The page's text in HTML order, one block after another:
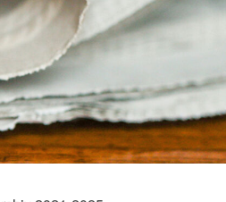
Jugend und Familie
Babysitterausbildung
Rettungswagen
an Schulen